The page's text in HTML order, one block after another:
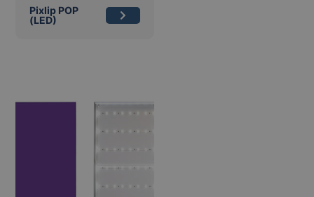
Pixlip POP
(LED)